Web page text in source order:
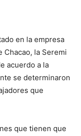
en la empresa
Chacao, la Seremi
acuerdo a la
se determinaron
que
que tienen que